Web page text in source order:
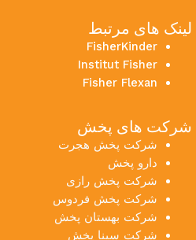
لینک های مرتبط
FisherKinder
Institut Fisher
Fisher Flexan
شرکت های پخش
شرکت پخش هجرت
دارو پخش
شرکت پخش رازی
شرکت پخش فردوس
شرکت بهستان پخش
شرکت سینا پخش